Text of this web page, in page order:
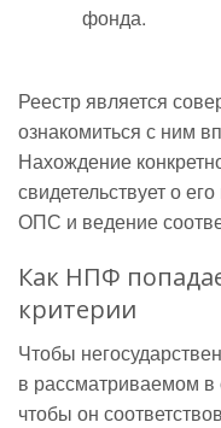
фонда.
Реестр является
ознакомиться с ним
Нахождение
свидетельствует о
ОПС и ведение
Как НПФ
критерии
Чтобы
в рассматриваемом в
чтобы он